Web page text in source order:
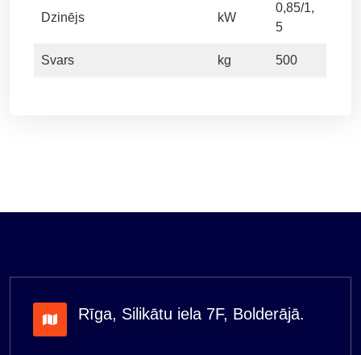
Dzinējs kW
0,85/1,
5
Svars kg 500
Rīga, Silikātu iela 7F, Bolderājā.